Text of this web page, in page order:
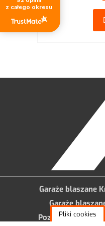
Garaże blaszane
Garaże
Poznań /Pliki cookies
z całego okresu